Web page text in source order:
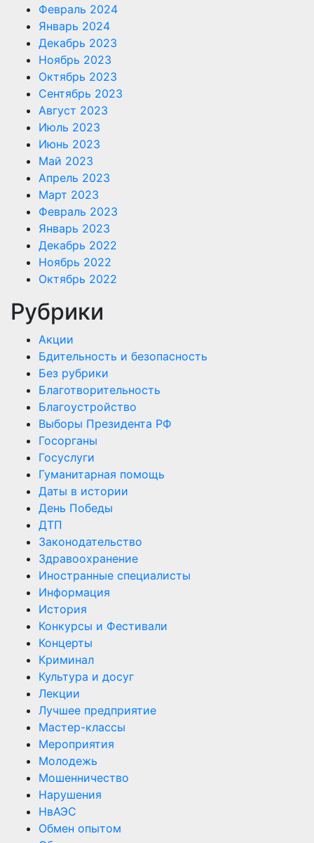
Февраль 2024
Январь 2024
Декабрь 2023
Ноябрь 2023
Октябрь 2023
Сентябрь 2023
Август 2023
Июль 2023
Июнь 2023
Май 2023
Апрель 2023
Март 2023
Февраль 2023
Январь 2023
Декабрь 2022
Ноябрь 2022
Октябрь 2022
Рубрики
Акции
Бдительность и безопасность
Без рубрики
Благотворительность
Благоустройство
Выборы Президента РФ
Госорганы
Госуслуги
Гуманитарная помощь
Даты в истории
День Победы
ДТП
Законодательство
Здравоохранение
Иностранные специалисты
Информация
История
Конкурсы и Фестивали
Концерты
Криминал
Культура и досуг
Лекции
Лучшее предприятие
Мастер-классы
Мероприятия
Молодежь
Мошенничество
Нарушения
НвАЭС
Обмен опытом